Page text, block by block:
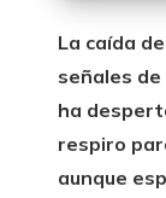
La caída
señales
ha
respiro
aunque